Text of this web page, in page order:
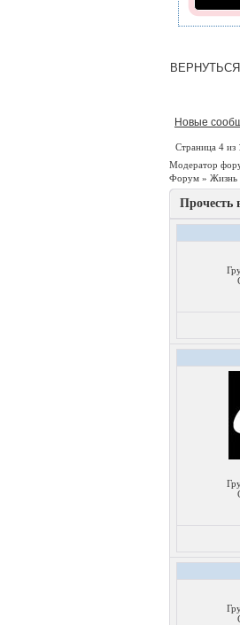
Новые
Страница 4 из
Модератор
Форум » Жизнь
Прочесть